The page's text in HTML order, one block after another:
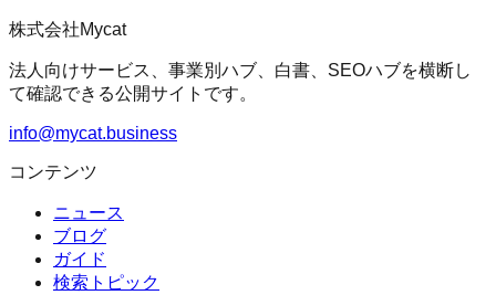
株式会社Mycat
法人向けサービス、事業別ハブ、白書、SEOハブを横断し
て確認できる公開サイトです。
info@mycat.business
コンテンツ
ニュース
ブログ
ガイド
検索トピック